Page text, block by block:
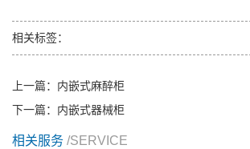
相关标签：
上一篇： 内嵌式麻醉柜
下一篇： 内嵌式器械柜
相关服务 /SERVICE